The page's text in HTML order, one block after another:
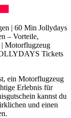
| 60 Min Jollydays
– Vorteile,
Motorflugzeug
Tickets
ein Motorflugzeug
Erlebnis für
kannst du
und einen